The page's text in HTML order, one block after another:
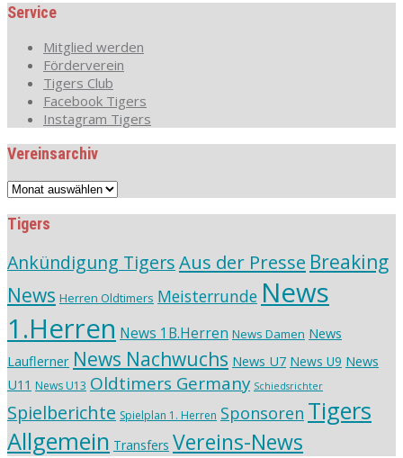
Service
Mitglied werden
Förderverein
Tigers Club
Facebook Tigers
Instagram Tigers
Vereinsarchiv
Vereinsarchiv
Tigers
Ankündigung TigersAus der Presse Breaking
News Herren Oldtimers Meisterrunde News
1.Herren News 1B.Herren News Damen News
Lauflerner News Nachwuchs News U7 News U9 News
U11 News U13 Oldtimers Germany Schiedsrichter
Spielberichte Spielplan 1. Herren Sponsoren Tigers
Allgemein Transfers Vereins-News